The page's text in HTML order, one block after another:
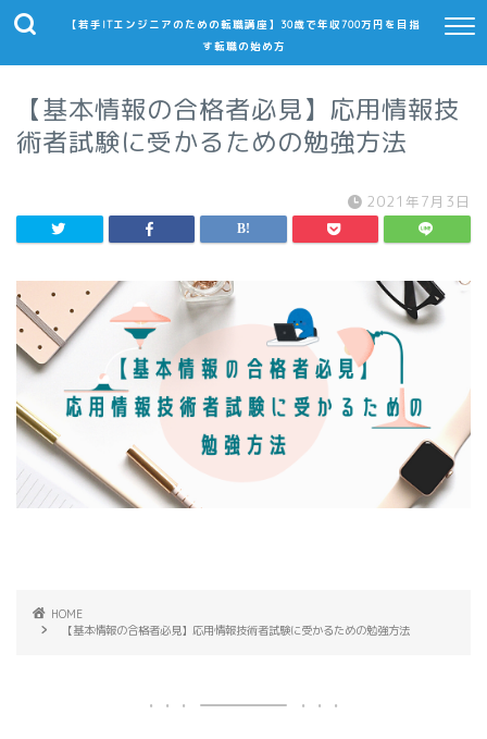
【若手ITエンジニアのための転職講座】30歳で年収700万円を目指
す転職の始め方
【基本情報の合格者必見】応用情報技
術者試験に受かるための勉強方法
2021年7月3日
HOME
【基本情報の合格者必見】応用情報技術者試験に受かるための勉強方法